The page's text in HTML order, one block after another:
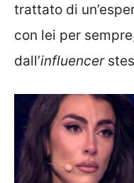
trattato di
con lei per
dall’influencer